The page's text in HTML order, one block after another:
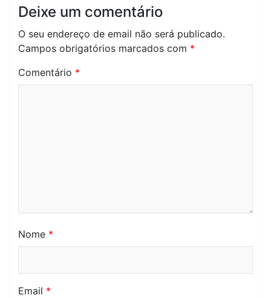
Deixe um comentário
O seu endereço de email não será publicado.
Campos obrigatórios marcados com *
Comentário *
Nome *
Email *